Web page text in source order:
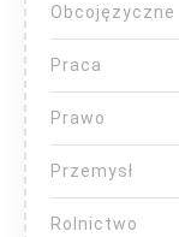
Obcojęzyczne
Praca
Prawo
Przemysł
Rolnictwo